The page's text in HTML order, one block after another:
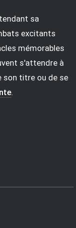
sa
excitants
mémorables
s'attendre à
son titre ou de se
.